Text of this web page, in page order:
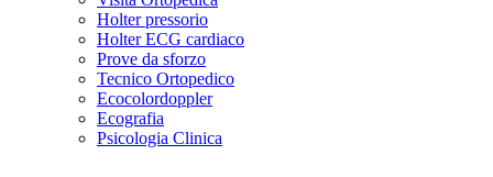
Holter pressorio
Holter ECG cardiaco
Prove da sforzo
Tecnico Ortopedico
Ecocolordoppler
Ecografia
Psicologia Clinica